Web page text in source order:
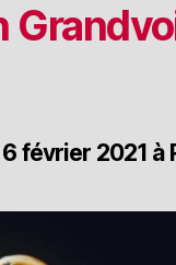
février 2021 à